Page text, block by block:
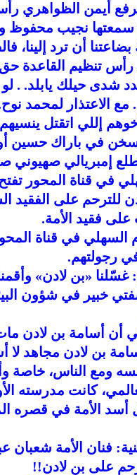
أيمن الظواهري
نجيب محفوظ
أن ترد إلينا،
تنظيم القاعدة حق
شدى حيلك يابلد. .
. مع الاعتذار لمحمد
إللي اتقتل
في باراك حسين
طلع إمبريالي صهيوني
للترحم على الفقيد
فقيد الأمة.
في قناة
رجولتهم.
غسّلنا «بن لادن»
خبير في شؤون
أن أسامة بن لادن
بن لادن مجاهد
ومع الناس، خاصة
كانت مدرسته
أسد الأمة في قصره
فنان الأمة
على بن لادن!!